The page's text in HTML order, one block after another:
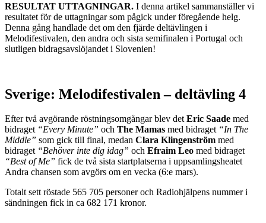
RESULTAT UTTAGNINGAR. I denna artikel sammanställer vi
resultatet för de uttagningar som pågick under föregående helg.
Denna gång handlade det om den fjärde deltävlingen i
Melodifestivalen, den andra och sista semifinalen i Portugal och
slutligen bidragsavslöjandet i Slovenien!
Sverige: Melodifestivalen – deltävling 4
Efter två avgörande röstningsomgångar blev detEric Saade med
bidraget “Every Minute” och The Mamas med bidraget “In The
Middle” som gick till final, medan Clara Klingenström med
bidraget “Behöver inte dig idag” och Efraim Leo med bidraget
“Best of Me” fick de två sista startplatserna i uppsamlingsheatet
Andra chansen som avgörs om en vecka (6:e mars).
Totalt sett röstade 565 705 personer och Radiohjälpens nummer i
sändningen fick in ca 682 171 kronor.